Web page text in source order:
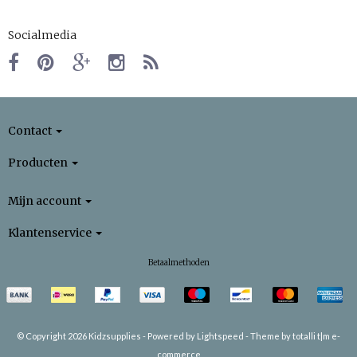
Socialmedia
Contact
Producten
Mijn account
Klantenservice
Betaalmethoden
© Copyright 2026 Kidzsupplies - Powered by Lightspeed -Theme by totalli t|m e-
commerce